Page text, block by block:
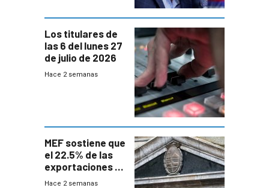
Los titulares de
las 6 del lunes 27
de julio de 2026
Hace 2 semanas
MEF sostiene que
el 22.5% de las
exportaciones a
EE.UU se verán
Hace 2 semanas